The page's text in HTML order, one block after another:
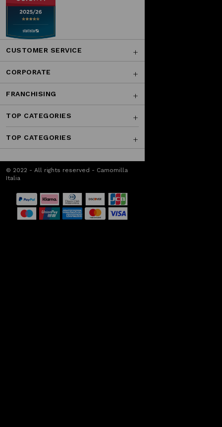
CUSTOMER SERVICE
CORPORATE
FRANCHISING
TOP CATEGORIES
TOP CATEGORIES
© 2022 - All rights reserved - Camomilla
Italia